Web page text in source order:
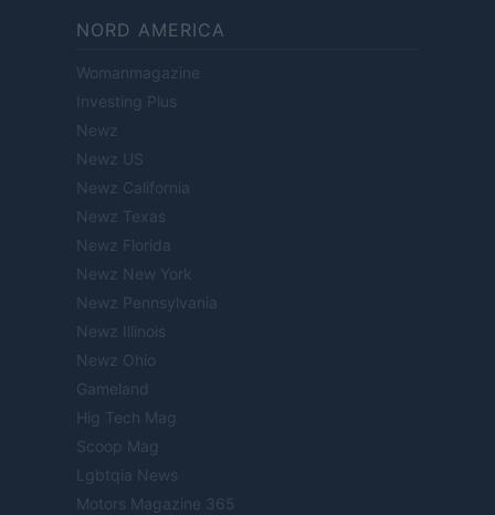
NORD AMERICA
Womanmagazine
Investing Plus
Newz
Newz US
Newz California
Newz Texas
Newz Florida
Newz New York
Newz Pennsylvania
Newz Illinois
Newz Ohio
Gameland
Hig Tech Mag
Scoop Mag
Lgbtqia News
Motors Magazine 365